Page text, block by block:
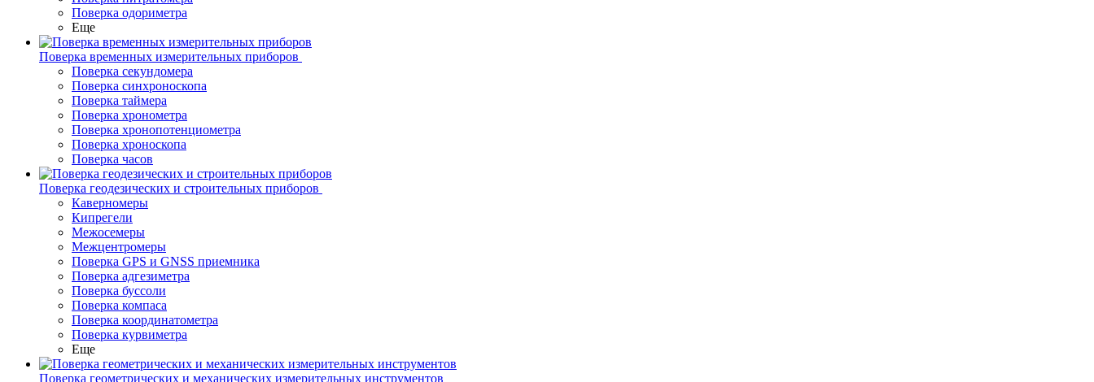
Поверка одориметра
Еще
Поверка временных измерительных приборов
Поверка секундомера
Поверка синхроноскопа
Поверка таймера
Поверка хронометра
Поверка хронопотенциометра
Поверка хроноскопа
Поверка часов
Поверка геодезических и строительных приборов
Каверномеры
Кипрегели
Межосемеры
Межцентромеры
Поверка GPS и GNSS приемника
Поверка адгезиметра
Поверка буссоли
Поверка компаса
Поверка координатометра
Поверка курвиметра
Еще
Поверка геометрических и механических измерительных инструментов